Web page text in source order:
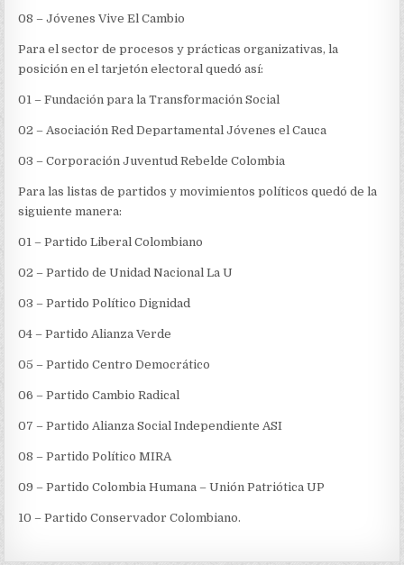
08 – Jóvenes Vive El Cambio
Para el sector de procesos y prácticas organizativas, la
posición en el tarjetón electoral quedó así:
01 – Fundación para la Transformación Social
02 – Asociación Red Departamental Jóvenes el Cauca
03 – Corporación Juventud Rebelde Colombia
Para las listas de partidos y movimientos políticos quedó de la
siguiente manera:
01 – Partido Liberal Colombiano
02 – Partido de Unidad Nacional La U
03 – Partido Político Dignidad
04 – Partido Alianza Verde
05 – Partido Centro Democrático
06 – Partido Cambio Radical
07 – Partido Alianza Social Independiente ASI
08 – Partido Político MIRA
09 – Partido Colombia Humana – Unión Patriótica UP
10 – Partido Conservador Colombiano.